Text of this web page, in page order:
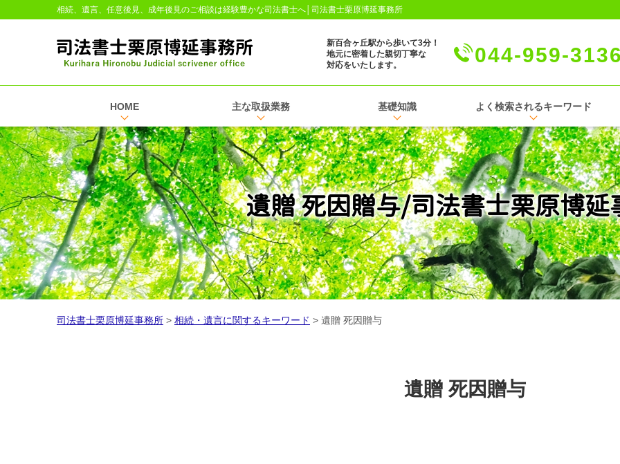
相続、遺言、任意後見、成年後見のご相談は経験豊かな司法書士へ│司法書士栗原博延事務所
新百合ヶ丘駅から歩いて3分！
地元に密着した親切丁寧な
対応をいたします。
044-959-3136
HOME 主な取扱業務 基礎知識 よく検索されるキーワード
遺贈 死因贈与/司法書士栗原博延
司法書士栗原博延事務所 > 相続・遺言に関するキーワード > 遺贈 死因贈与
遺贈 死因贈与